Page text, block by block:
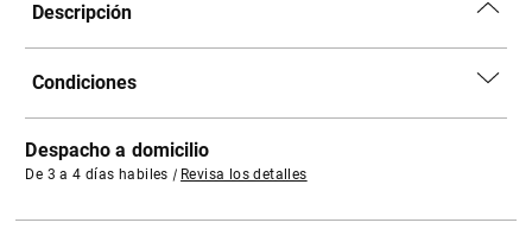
Descripción
Condiciones
Despacho a domicilio
De 3 a 4 días habiles | Revisa los detalles